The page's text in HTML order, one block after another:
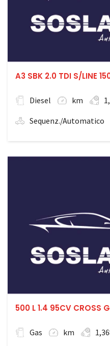
A3 SBK 2.0 TDI S/LINE
Diesel km
Sequenz./Automatico
500 L 1.4 95CV CROSS
Gas km